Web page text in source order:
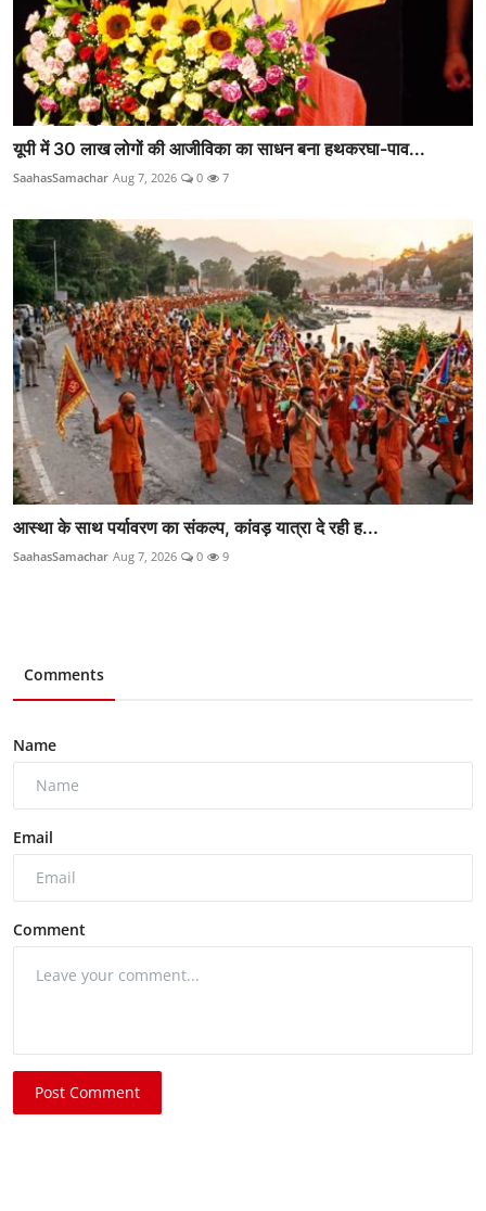
यूपी में 30 लाख लोगों की आजीविका का साधन बना हथकरघा-पाव...
SaahasSamachar Aug 7, 2026 0 7
आस्था के साथ पर्यावरण का संकल्प, कांवड़ यात्रा दे रही ह...
SaahasSamachar Aug 7, 2026 0 9
Comments
Name
Email
Comment
Post Comment